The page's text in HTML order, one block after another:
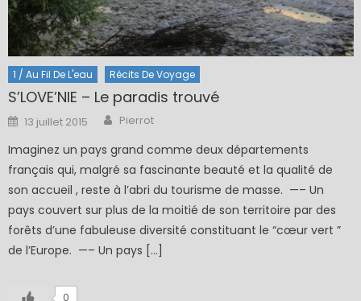
1 / Au Fil De L'eau Récits De Voyage
S’LOVE’NIE – Le paradis trouvé
Posted
on
13 juillet 2015 Author
Pierrot
Imaginez un pays grand comme deux départements
français qui, malgré sa fascinante beauté et la qualité de
son accueil , reste à l’abri du tourisme de masse. —– Un
pays couvert sur plus de la moitié de son territoire par des
forêts d’une fabuleuse diversité constituant le “cœur vert ”
de l’Europe. —– Un pays […]
0